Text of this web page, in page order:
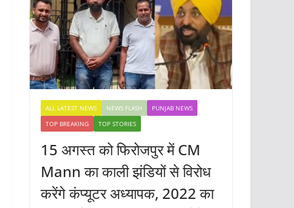
ALL LATEST NEWS NEWS FLASH
PUNJAB NEWS
TOP BREAKING
TOP STORIES
15 अगस्त को फिरोजपुर में CM
Mann का काली झंडियों से विरोध
करेंगे कंप्यूटर अध्यापक, 2022 का